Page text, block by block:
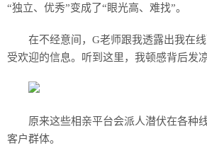
“独立、优秀”变成了“眼光高、难找”。
在不经意间，G老师跟我透露出我在
受欢迎的信息。听到这里，我顿感背后发凉
原来这些相亲平台会派人潜伏在各种
客户群体。